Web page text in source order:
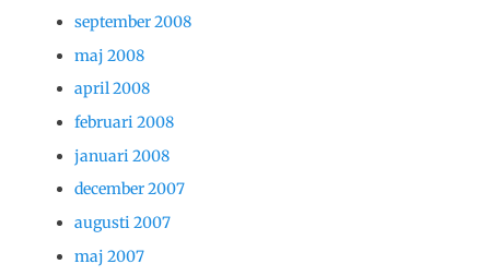
september 2008
maj 2008
april 2008
februari 2008
januari 2008
december 2007
augusti 2007
maj 2007